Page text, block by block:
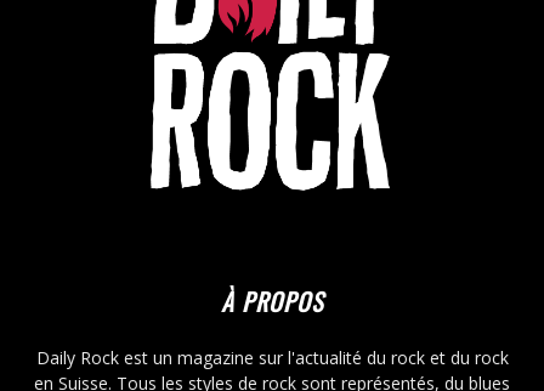
À PROPOS
Daily Rock est un magazine sur l'actualité du rock et du rock
en Suisse. Tous les styles de rock sont représentés, du blues